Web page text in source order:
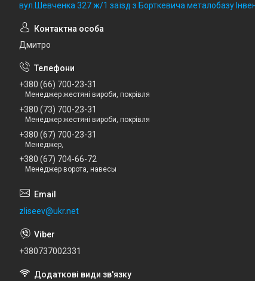
вул.Шевченка 327 ж/1 заїзд з Борткевича металобазу
Дмитро
+380 (66) 700-23-31
Менеджер жестяні вироби, покрівля
+380 (73) 700-23-31
Менеджер жестяні вироби, покрівля
+380 (67) 700-23-31
Менеджер,
+380 (67) 704-66-72
Менеджер ворота, навесы
zliseev@ukr.net
+380737002331